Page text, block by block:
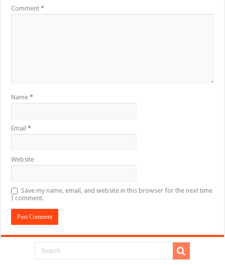
Comment*
Name*
Email*
Website
Save my name, email, and website in this browser for the next time
I comment.